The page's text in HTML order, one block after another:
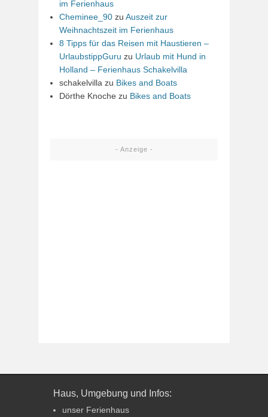
im Ferienhaus
Cheminee_90 zu Auszeit zur
Weihnachtszeit im Ferienhaus
8 Tipps für das Reisen mit Haustieren –
UrlaubstippGuru zu Urlaub mit Hund in
Holland – Ferienhaus Schakelvilla
schakelvilla zu Bikes and Boats
Dörthe Knoche zu Bikes and Boats
- Anzeige -
Haus, Umgebung und Infos:
unser Ferienhaus